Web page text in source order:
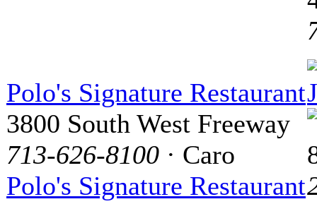
Polo's Signature Restaurant
3800 South West Freeway
713-626-8100 · Caro
Polo's Signature Restaurant